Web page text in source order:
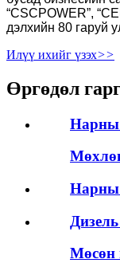
“CSCPOWER”,
дэлхийн 80 гаруй
Илүү ихийг үзэх>>
Өргөдөл
Нарны
Нарны
Мөсөн